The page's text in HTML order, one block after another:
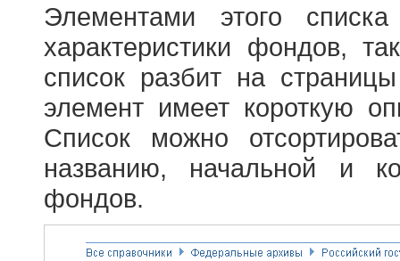
Элементами этого
характеристики фондов,
список разбит на
элемент имеет короткую
Список можно
названию, начальной и
фондов.